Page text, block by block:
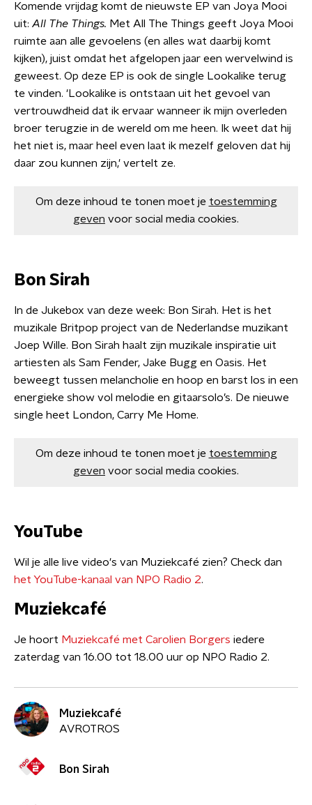
Komende vrijdag komt de nieuwste EP van Joya Mooi
uit: All The Things. Met All The Things geeft Joya Mooi
ruimte aan alle gevoelens (en alles wat daarbij komt
kijken), juist omdat het afgelopen jaar een wervelwind is
geweest. Op deze EP is ook de single Lookalike terug
te vinden. 'Lookalike is ontstaan uit het gevoel van
vertrouwdheid dat ik ervaar wanneer ik mijn overleden
broer terugzie in de wereld om me heen. Ik weet dat hij
het niet is, maar heel even laat ik mezelf geloven dat hij
daar zou kunnen zijn,' vertelt ze.
Om deze inhoud te tonen moet je toestemming
geven voor social media cookies.
Bon Sirah
In de Jukebox van deze week: Bon Sirah. Het is het
muzikale Britpop project van de Nederlandse muzikant
Joep Wille. Bon Sirah haalt zijn muzikale inspiratie uit
artiesten als Sam Fender, Jake Bugg en Oasis. Het
beweegt tussen melancholie en hoop en barst los in een
energieke show vol melodie en gitaarsolo’s. De nieuwe
single heet London, Carry Me Home.
Om deze inhoud te tonen moet je toestemming
geven voor social media cookies.
YouTube
Wil je alle live video's van Muziekcafé zien? Check dan
het YouTube-kanaal van NPO Radio 2.
Muziekcafé
Je hoort Muziekcafé met Carolien Borgers iedere
zaterdag van 16.00 tot 18.00 uur op NPO Radio 2.
Muziekcafé
AVROTROS
Bon Sirah